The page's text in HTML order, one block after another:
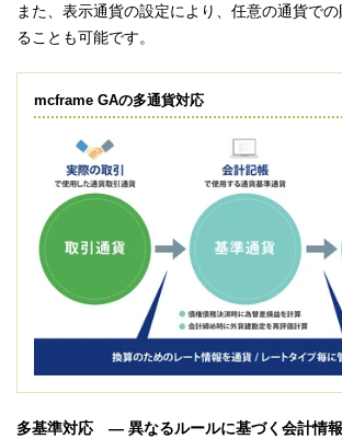
また、表示通貨の設定により、任意の通貨で
ることも可能です。
mcframe GAの多通貨対応
多基準対応 ― 異なるルールに基づく会計情